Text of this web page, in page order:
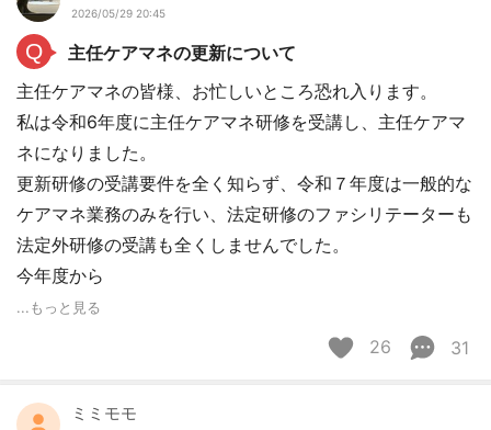
2026/05/29 20:45
Q
主任ケアマネの更新について
主任ケアマネの皆様、お忙しいところ恐れ入ります。
私は令和6年度に主任ケアマネ研修を受講し、主任ケアマ
ネになりました。
更新研修の受講要件を全く知らず、令和７年度は一般的な
ケアマネ業務のみを行い、法定研修のファシリテーターも
法定外研修の受講も全くしませんでした。
今年度から
...もっと見る
26 31
ミミモモ